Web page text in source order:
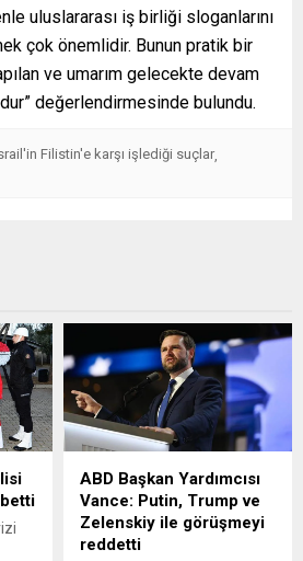
uluslararası iş birliği sloganlarını
çok önemlidir. Bunun pratik bir
ve umarım gelecekte devam
değerlendirmesinde bulundu.
Filistin'e karşı işlediği suçlar
ABD Başkan Yardımcısı
Vance: Putin, Trump ve
Zelenskiy ile görüşmeyi
reddetti